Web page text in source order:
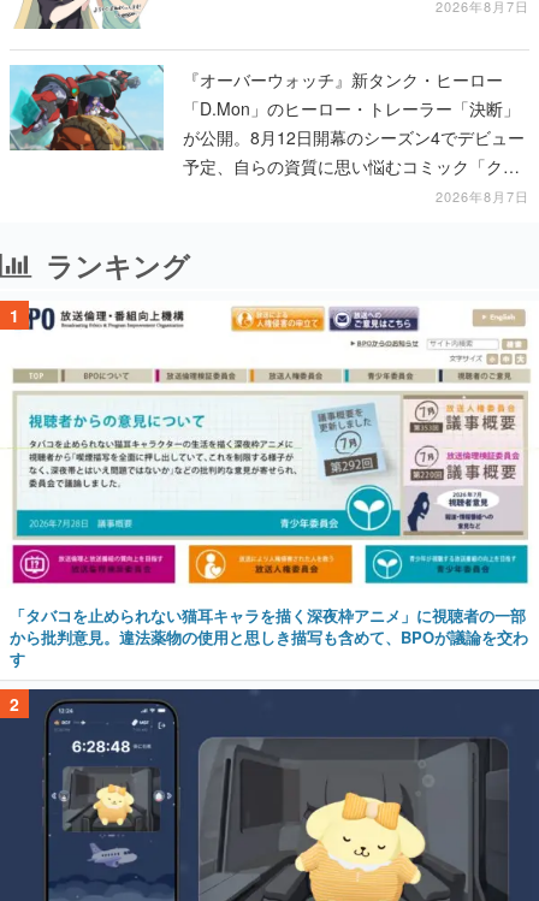
2026年8月7日
『オーバーウォッチ』新タンク・ヒーロー
「D.Mon」のヒーロー・トレーラー「決断」
が公開。8月12日開幕のシーズン4でデビュー
予定、自らの資質に思い悩むコミック「クロ
2026年8月7日
ランキング
1
「タバコを止められない猫耳キャラを描く深夜枠アニメ」に視聴者の一部
から批判意見。違法薬物の使用と思しき描写も含めて、BPOが議論を交わ
す
2